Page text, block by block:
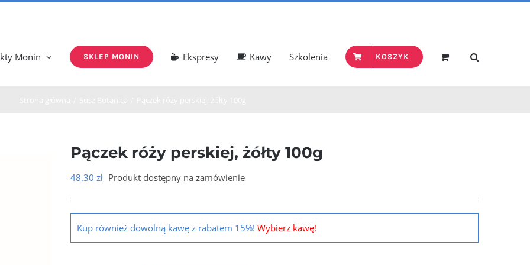
Monin SKLEP MONIN Ekspresy Kawy Szkolenia KOSZYK
Pączek róży perskiej, żółty 100g
48.30 zł Produkt dostępny na zamówienie
Kup również dowolną kawę z rabatem 15%! Wybierz kawę!